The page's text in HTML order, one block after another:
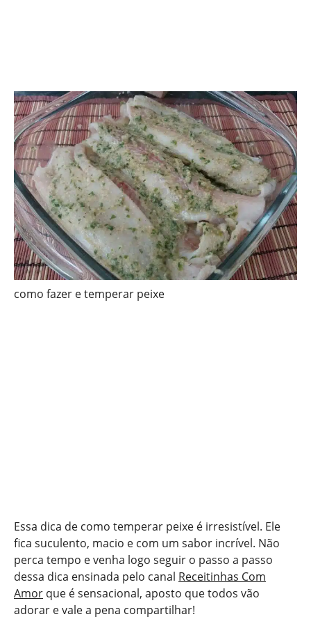
como fazer e temperar peixe
Essa dica de como temperar peixe é irresistível. Ele
fica suculento, macio e com um sabor incrível. Não
perca tempo e venha logo seguir o passo a passo
dessa dica ensinada pelo canal Receitinhas Com
Amor que é sensacional, aposto que todos vão
adorar e vale a pena compartilhar!